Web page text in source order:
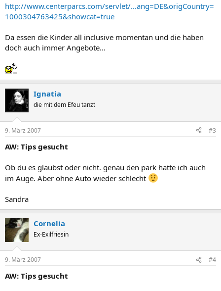
http://www.centerparcs.com/servlet/...ang=DE&origCountry=
1000304763425&showcat=true
Da essen die Kinder all inclusive momentan und die haben
doch auch immer Angebote...
Ignatia
die mit dem Efeu tanzt
9. März 2007 #3
AW: Tips gesucht
Ob du es glaubst oder nicht. genau den park hatte ich auch
im Auge. Aber ohne Auto wieder schlecht
Sandra
Cornelia
Ex-Exilfriesin
9. März 2007 #4
AW: Tips gesucht